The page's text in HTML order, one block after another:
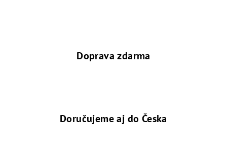
Doprava zdarma
Doručujeme aj do Česka